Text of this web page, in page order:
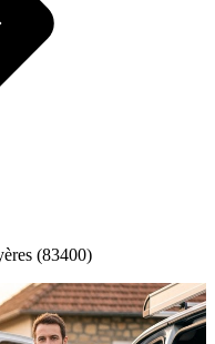
(83400)